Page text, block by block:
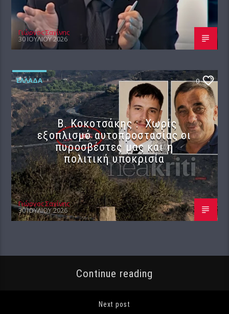
Γιώργος Σαχίνης
30 ΙΟΥΛΊΟΥ 2026
ΕΛΛΆΔΑ 0
Β. Κοκοτσάκης : Χωρίς
εξοπλισμό αυτοπροστασίας οι
πυροσβέστες μας και η
πολιτική υποκρισία
Γιώργος Σαχίνης
30 ΙΟΥΛΊΟΥ 2026
Continue reading
Next post